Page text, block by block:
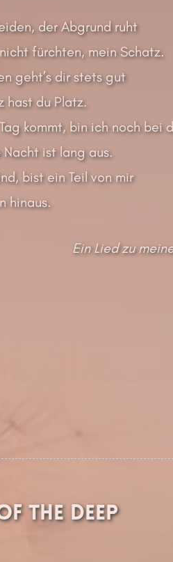
der Abgrund ruht
fürchten, mein Schatz.
geht’s dir stets gut
hast du Platz.
kommt, bin ich noch bei
ist lang aus.
bist ein Teil von mir
hinaus.
Ein Lied zu
the Deep